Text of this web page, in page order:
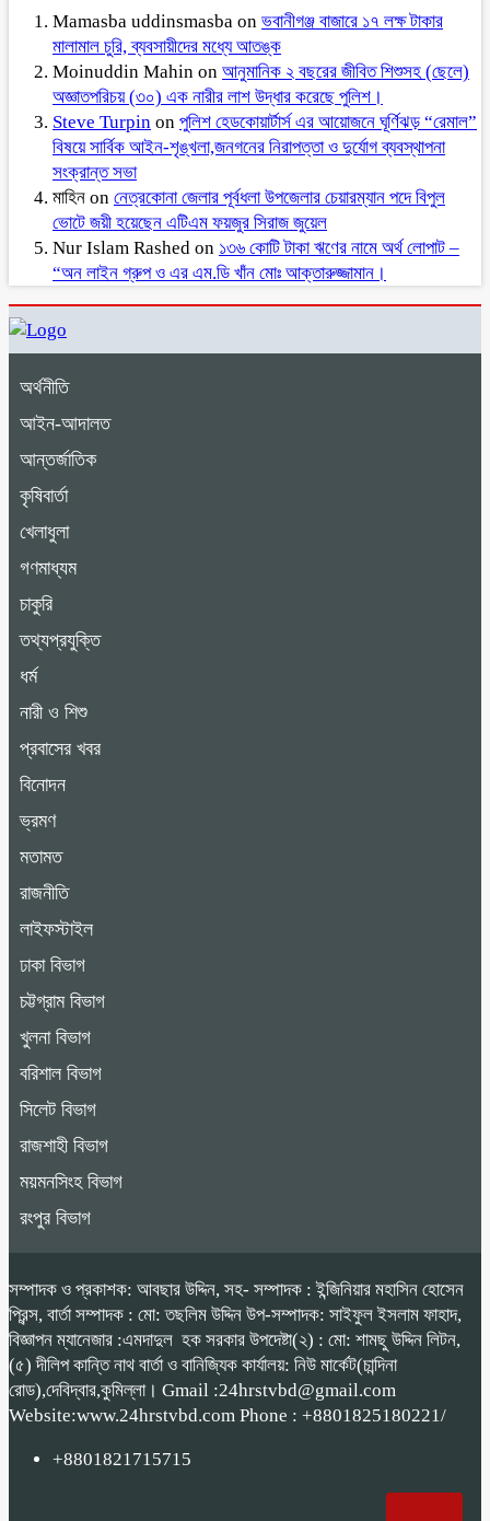
Mamasba uddinsmasba on ভবানীগঞ্জ বাজারে ১৭ লক্ষ টাকার
মালামাল চুরি, ব্যবসায়ীদের মধ্যে আতঙ্ক
Moinuddin Mahin on আনুমানিক ২ বছরের জীবিত শিশুসহ (ছেলে)
অজ্ঞাতপরিচয় (৩০) এক নারীর লাশ উদ্ধার করেছে পুলিশ।
Steve Turpin on পুলিশ হেডকোয়ার্টার্স এর আয়োজনে ঘূর্ণিঝড় “রেমাল”
বিষয়ে সার্বিক আইন-শৃঙ্খলা,জনগনের নিরাপত্তা ও দুর্যোগ ব্যবস্থাপনা
সংক্রান্ত সভা
মাহিন on নেত্রকোনা জেলার পূর্বধলা উপজেলার চেয়ারম্যান পদে বিপুল
ভোটে জয়ী হয়েছেন এটিএম ফয়জুর সিরাজ জুয়েল
Nur Islam Rashed on ১৩৬ কোটি টাকা ঋণের নামে অর্থ লোপাট –
“অন লাইন গ্রুপ ও এর এম.ডি খাঁন মোঃ আক্তারুজ্জামান।
অর্থনীতি
আইন-আদালত
আন্তর্জাতিক
কৃষিবার্তা
খেলাধুলা
গণমাধ্যম
চাকুরি
তথ্যপ্রযুক্তি
ধর্ম
নারী ও শিশু
প্রবাসের খবর
বিনোদন
ভ্রমণ
মতামত
রাজনীতি
লাইফস্টাইল
ঢাকা বিভাগ
চট্টগ্রাম বিভাগ
খুলনা বিভাগ
বরিশাল বিভাগ
সিলেট বিভাগ
রাজশাহী বিভাগ
ময়মনসিংহ বিভাগ
রংপুর বিভাগ
সম্পাদক ও প্রকাশক: আবছার উদ্দিন, সহ- সম্পাদক : ইন্জিনিয়ার মহাসিন হোসেন
প্রিন্স, বার্তা সম্পাদক : মো: তছলিম উদ্দিন উপ-সম্পাদক: সাইফুল ইসলাম ফাহাদ,
বিজ্ঞাপন ম্যানেজার :এমদাদুল হক সরকার উপদেষ্টা(২) : মো: শামছু উদ্দিন লিটন,
(৫) দীলিপ কান্তি নাথ বার্তা ও বানিজ্যিক কার্যালয়: নিউ মার্কেট(চান্দিনা
রোড),দেবিদ্বার,কুমিল্লা। Gmail :24hrstvbd@gmail.com
Website:www.24hrstvbd.com Phone : +8801825180221/
+8801821715715